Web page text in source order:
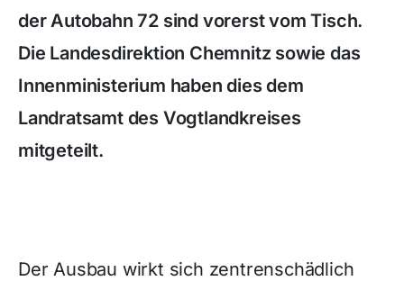
der Autobahn 72 sind vorerst vom Tisch.
Die Landesdirektion Chemnitz sowie das
Innenministerium haben dies dem
Landratsamt des Vogtlandkreises
mitgeteilt.
Der Ausbau wirkt sich zentrenschädlich